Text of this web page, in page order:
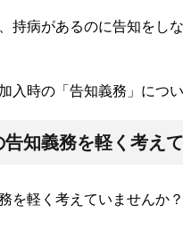
持病があるのに告知をし
入時の「告知義務」につ
知義務を軽く考え
を軽く考えていませんか